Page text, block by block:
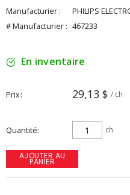
Manufacturier :
PHILIPS
# Manufacturier : 467233
En inventaire
Prix 29,13 $ / ch
Quantité ch
AJOUTER AU
PANIER